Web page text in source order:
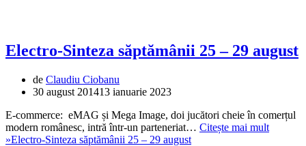
Electro-Sinteza săptămânii 25 – 29 august
de Claudiu Ciobanu
30 august 201413 ianuarie 2023
E-commerce: eMAG și Mega Image, doi jucători cheie în comerțul
modern românesc, intră într-un parteneriat… Citește mai mult
»Electro-Sinteza săptămânii 25 – 29 august